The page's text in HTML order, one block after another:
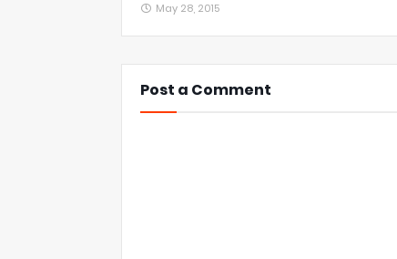
May 28, 2015
Post a Comment